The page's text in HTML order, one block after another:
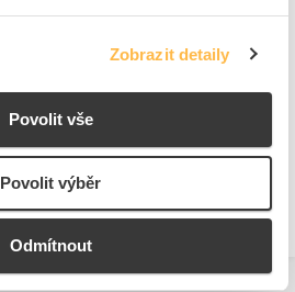
Zobrazit detaily
Povolit vše
Povolit výběr
Odmítnout
Technická specifikace.pdf